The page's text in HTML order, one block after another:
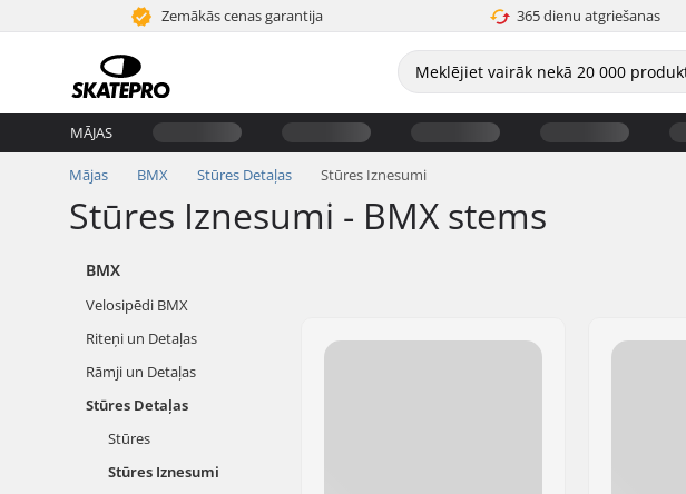
Zemākās cenas garantija 365 dienu atgriešanas
MĀJAS
Mājas BMX Stūres Detaļas Stūres Iznesumi
Stūres Iznesumi - BMX stems
BMX
Velosipēdi BMX
Riteņi un Detaļas
Rāmji un Detaļas
Stūres Detaļas
Stūres
Stūres Iznesumi